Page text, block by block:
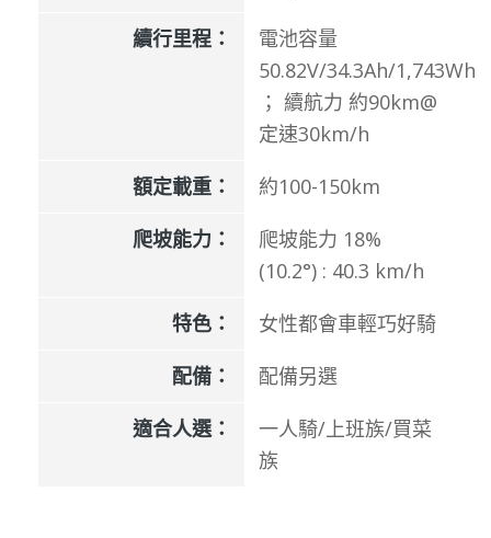
續行里程：
電池容量
50.82V/34.3Ah/1,743Wh
； 續航力 約90km@
定速30km/h
額定載重：
約100-150km
爬坡能力：
爬坡能力 18%
(10.2°) : 40.3 km/h
特色：
女性都會車輕巧好騎
配備：
配備另選
適合人選：
一人騎/上班族/買菜
族